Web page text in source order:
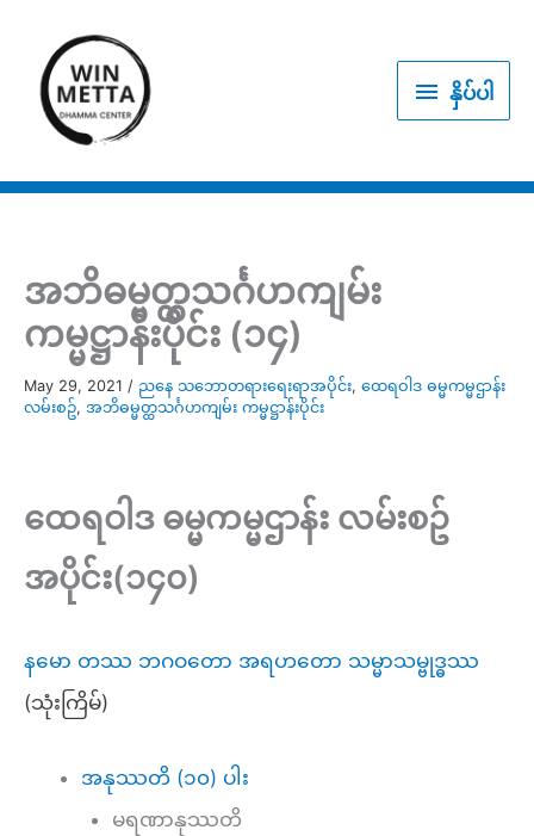
content
နှိပ် နှိပ်ပါ
အဘိဓမ္မတ္ထသင်္ဂဟကျမ်း
ကမ္မဋ္ဌာန်းပိုင်း (၁၄)
May 29, 2021 / ညနေ သဘောတရားရေးရာအပိုင်း, ထေရဝါဒ ဓမ္မကမ္မဌာန်း
လမ်းစဥ်, အဘိဓမ္မတ္ထသင်္ဂဟကျမ်း ကမ္မဋ္ဌာန်းပိုင်း
ထေရဝါဒ ဓမ္မကမ္မဌာန်း လမ်းစဥ်
အပိုင်း(၁၄၀)
နမော တဿ ဘဂဝတော အရဟတော သမ္မာသမ္ဗုဒ္ဓဿ
(သုံးကြိမ်)
အနုဿတိ (၁၀) ပါး
မရဏာနုဿတိ